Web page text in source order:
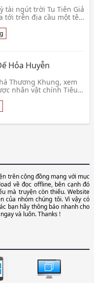
tài ngút trời Tu Tiên Giả
tới trên địa cầu một tên
. Thiên Nhãn thấu
động ... Những thứ
Hỏa Huyễn
Thương Khung, xem
nhân vật chính Tiêu
trên cộng đồng mạng với mục
về đọc offline, bên cạnh đó
mà truyện còn thiếu. Website
của nhóm chúng tôi. Vì vậy có
bạn hãy thông báo nhanh cho
và luôn. Thanks !